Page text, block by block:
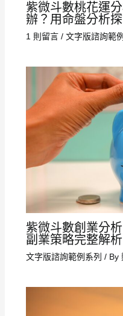
紫微斗數桃花運
辦？用命盤分析
1 則留言 / 文字版諮詢範
紫微斗數創業分
副業策略完整解析
文字版諮詢範例系列 / By